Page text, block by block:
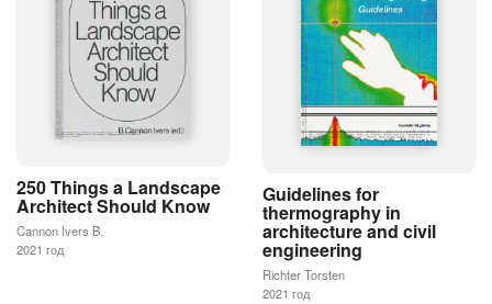
250 Things a Landscape
Architect Should Know
Cannon Ivers B.
2021 год
Guidelines for
thermography in
architecture and civil
engineering
Richter Torsten
2021 год